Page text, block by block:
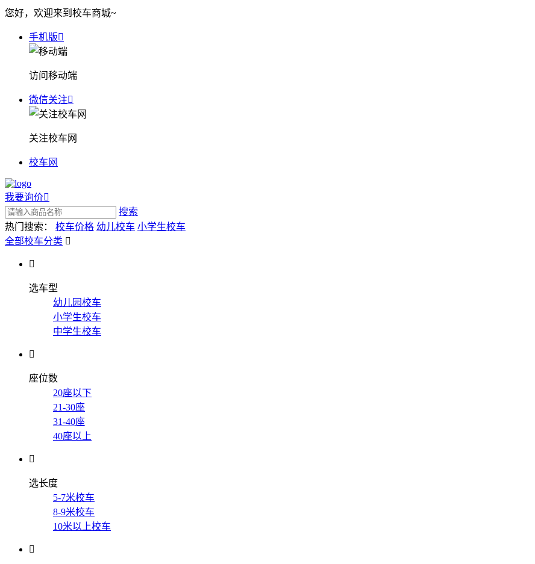
您好，欢迎来到校车商城~
手机版
访问移动端
微信关注
关注校车网
校车网
我要询价
搜索
热门搜索： 校车价格 幼儿校车 小学生校车
全部校车分类 

选车型
幼儿园校车
小学生校车
中学生校车

座位数
20座以下
21-30座
31-40座
40座以上

选长度
5-7米校车
8-9米校车
10米以上校车
